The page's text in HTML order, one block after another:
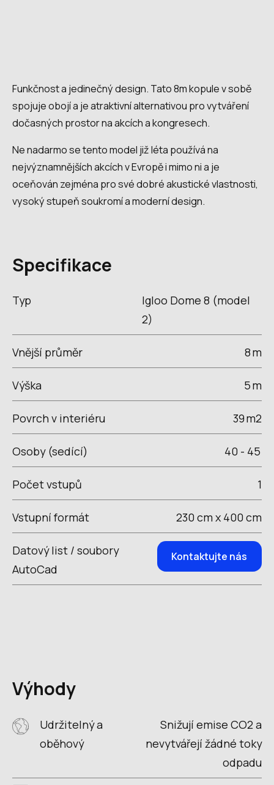
Specifikace
Typ
Igloo Dome 8 (model
2)
Vnější průměr 8m
Výška 5m
Povrch v interiéru 39m2
Osoby (sedící) 40 - 45
Počet vstupů 1
Vstupní formát 230 cm x 400 cm
Datový list / soubory
AutoCad
Kontaktujte nás
Funkčnost a jedinečný design. Tato 8m kopule v sobě
spojuje obojí a je atraktivní alternativou pro vytváření
dočasných prostor na akcích a kongresech.
Ne nadarmo se tento model již léta používá na
nejvýznamnějších akcích v Evropě i mimo ni a je
oceňován zejména pro své dobré akustické vlastnosti,
vysoký stupeň soukromí a moderní design.
Výhody
Udržitelný a
oběhový
Snižují emise CO2 a
nevytvářejí žádné toky
odpadu